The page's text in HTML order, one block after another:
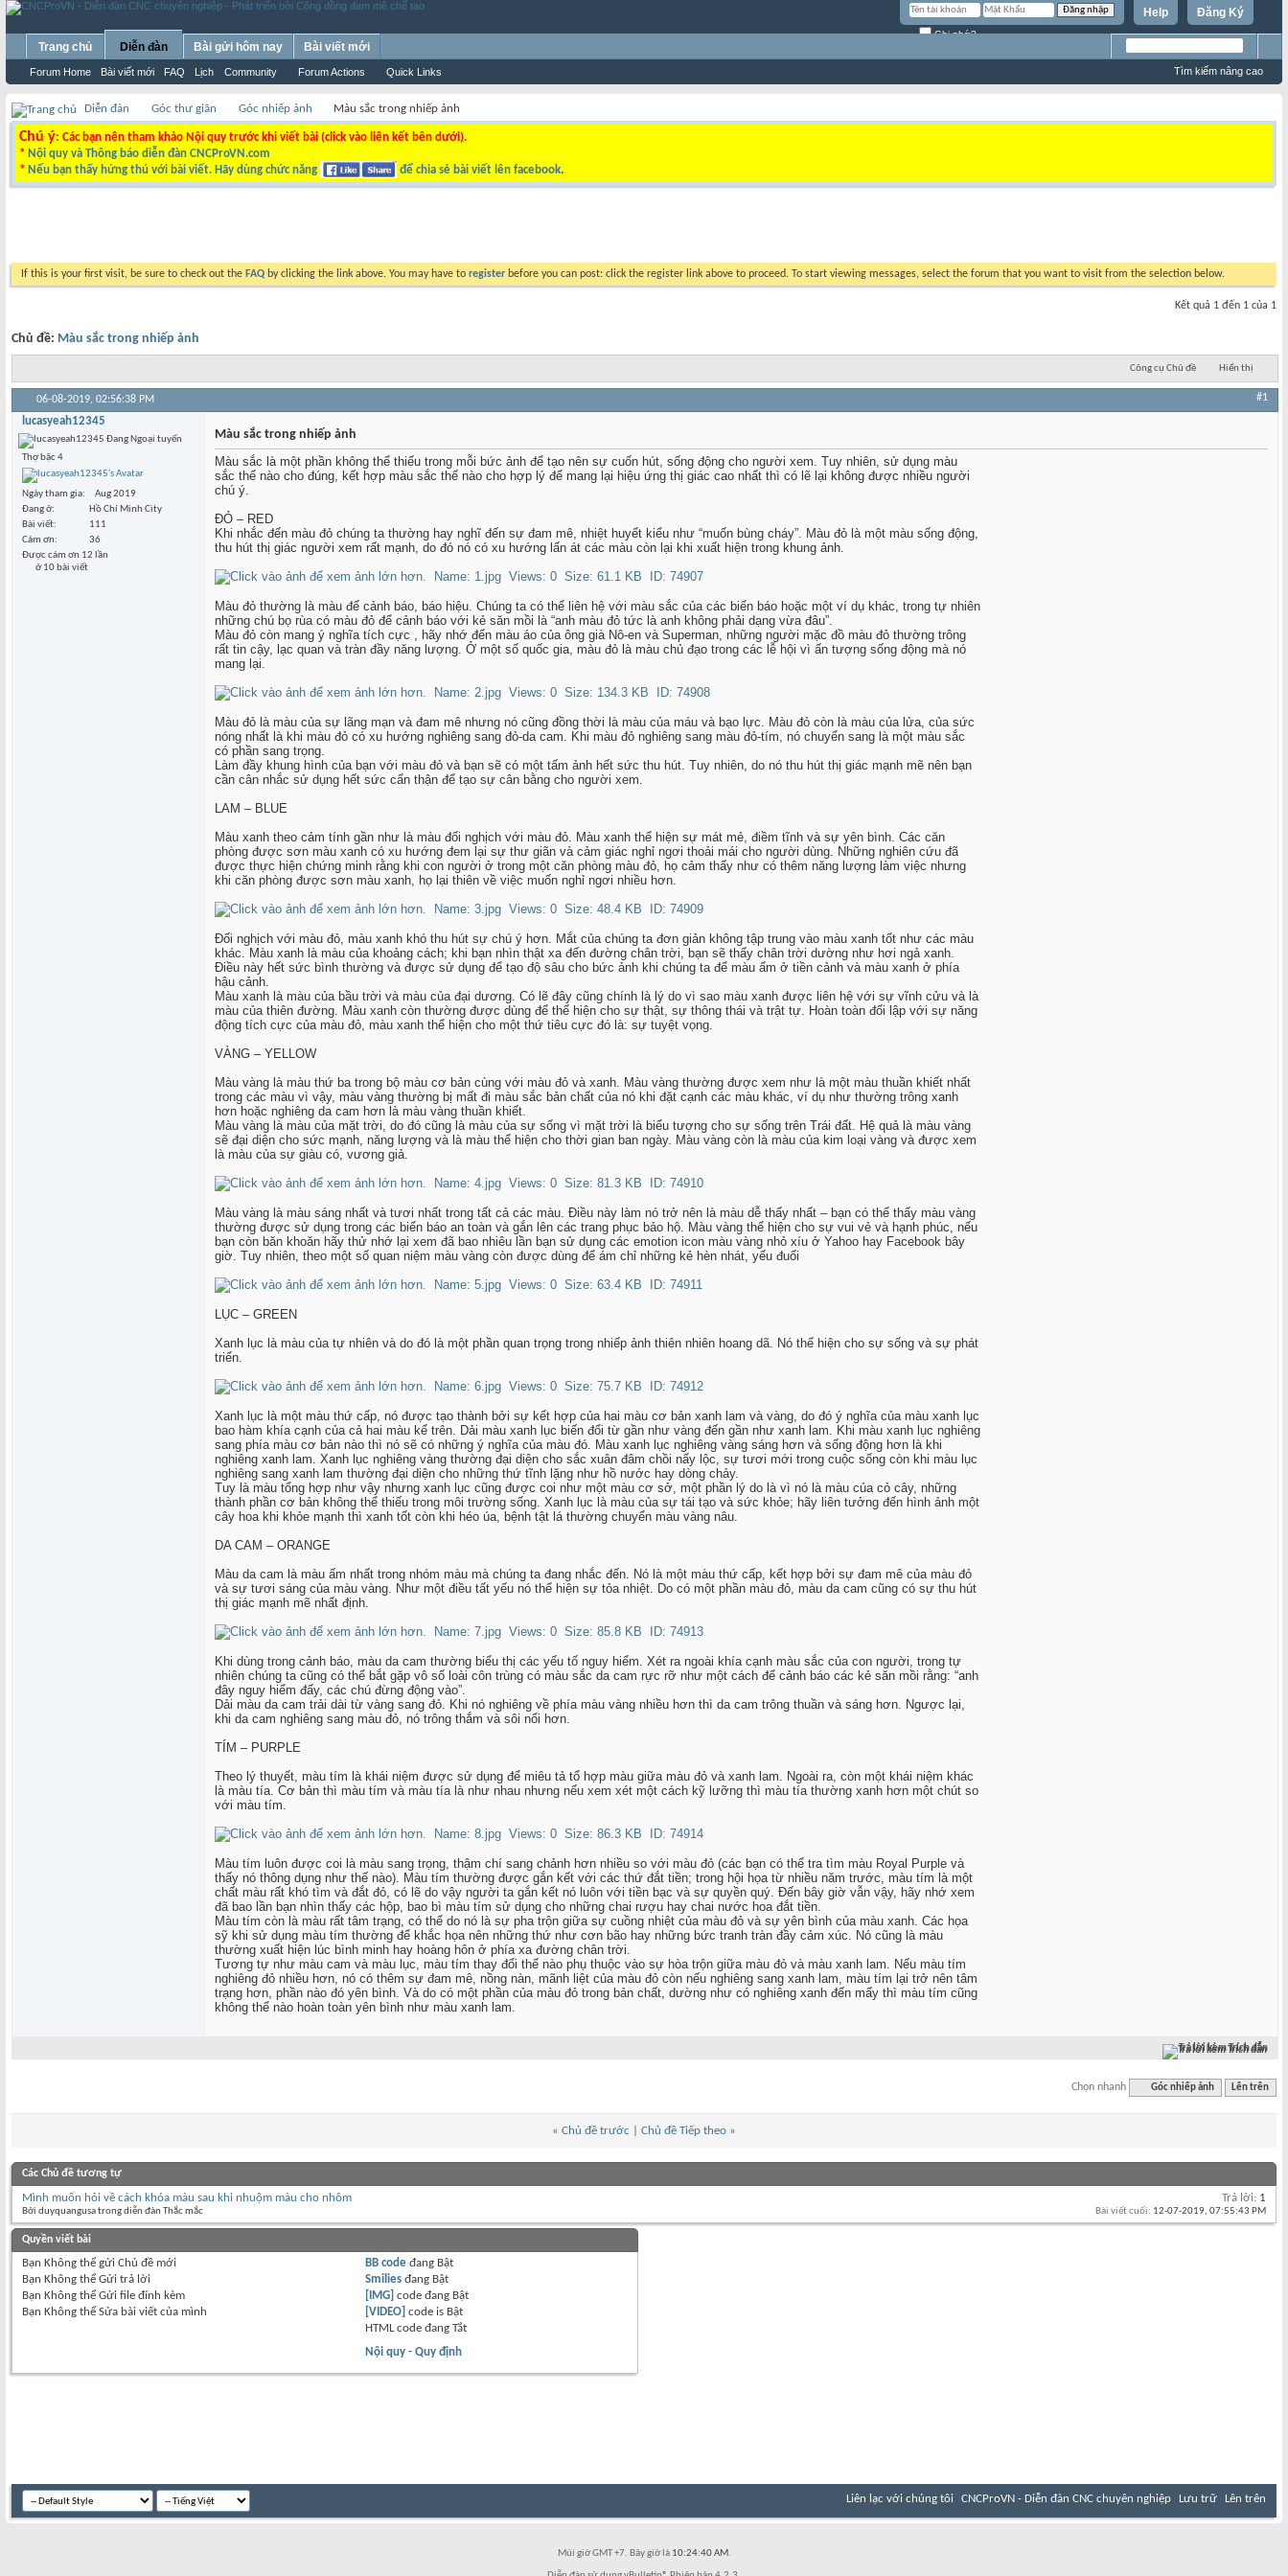
Đăng Ký
Help
Ghi nhớ?
Trang chủ Diễn đàn
Forum Home Bài viết mới FAQ Lịch Community Forum Actions Quick Links
Bài gửi hôm nay Bài viết mới
Tìm kiếm nâng cao
Diễn đàn Góc thư giãn Góc nhiếp ảnh Màu sắc trong nhiếp ảnh
Chú ý: Các bạn nên tham khảo Nội quy trước khi viết bài (click vào liên kết bên dưới).
* Nội quy và Thông báo diễn đàn CNCProVN.com
* Nếu bạn thấy hứng thú với bài viết. Hãy dùng chức năng để chia sẻ bài viết lên facebook.
If this is your first visit, be sure to check out the FAQ by clicking the link above. You may have to register before you can post: click the register link above to proceed. To start viewing messages, select the forum that you want to visit from the selection below.
Kết quả 1 đến 1 của 1
Chủ đề: Màu sắc trong nhiếp ảnh
Công cụ Chủ đề Hiển thị
06-08-2019, 02:56:38 PM #1
lucasyeah12345
Thợ bậc 4
Ngày tham gia
Aug 2019
Đang ở
Hồ Chí Minh City
Bài viết
111
Cám ơn
36
Được cám ơn 12 lần
ở 10 bài viết
Màu sắc trong nhiếp ảnh
Màu sắc là một phần không thể thiếu trong mỗi bức ảnh để tạo nên sự cuốn hút, sống động cho người xem. Tuy nhiên, sử dụng màu
sắc thế nào cho đúng, kết hợp màu sắc thế nào cho hợp lý để mang lại hiệu ứng thị giác cao nhất thì có lẽ lại không được nhiều người
chú ý.
ĐỎ – RED
Khi nhắc đến màu đỏ chúng ta thường hay nghĩ đến sự đam mê, nhiệt huyết kiểu như “muốn bùng cháy”. Màu đỏ là một màu sống động,
thu hút thị giác người xem rất mạnh, do đó nó có xu hướng lấn át các màu còn lại khi xuất hiện trong khung ảnh.
Màu đỏ thường là màu để cảnh báo, báo hiệu. Chúng ta có thể liên hệ với màu sắc của các biển báo hoặc một ví dụ khác, trong tự nhiên
những chú bọ rùa có màu đỏ để cảnh báo với kẻ săn mồi là “anh màu đỏ tức là anh không phải dạng vừa đâu”.
Màu đỏ còn mang ý nghĩa tích cực , hãy nhớ đến màu áo của ông già Nô-en và Superman, những người mặc đồ màu đỏ thường trông
rất tin cậy, lạc quan và tràn đầy năng lượng. Ở một số quốc gia, màu đỏ là màu chủ đạo trong các lễ hội vì ấn tượng sống động mà nó
mang lại.
Màu đỏ là màu của sự lãng mạn và đam mê nhưng nó cũng đồng thời là màu của máu và bạo lực. Màu đỏ còn là màu của lửa, của sức
nóng nhất là khi màu đỏ có xu hướng nghiêng sang đỏ-da cam. Khi màu đỏ nghiêng sang màu đỏ-tím, nó chuyển sang là một màu sắc
có phần sang trọng.
Làm đầy khung hình của bạn với màu đỏ và bạn sẽ có một tấm ảnh hết sức thu hút. Tuy nhiên, do nó thu hút thị giác mạnh mẽ nên bạn
cần cân nhắc sử dụng hết sức cẩn thận để tạo sự cân bằng cho người xem.
LAM – BLUE
Màu xanh theo cảm tính gần như là màu đối nghịch với màu đỏ. Màu xanh thể hiện sự mát mẻ, điềm tĩnh và sự yên bình. Các căn
phòng được sơn màu xanh có xu hướng đem lại sự thư giãn và cảm giác nghỉ ngơi thoải mái cho người dùng. Những nghiên cứu đã
được thực hiện chứng minh rằng khi con người ở trong một căn phòng màu đỏ, họ cảm thấy như có thêm năng lượng làm việc nhưng
khi căn phòng được sơn màu xanh, họ lại thiên về việc muốn nghỉ ngơi nhiều hơn.
Đối nghịch với màu đỏ, màu xanh khó thu hút sự chú ý hơn. Mắt của chúng ta đơn giản không tập trung vào màu xanh tốt như các màu
khác. Màu xanh là màu của khoảng cách; khi bạn nhìn thật xa đến đường chân trời, bạn sẽ thấy chân trời dường như hơi ngả xanh.
Điều này hết sức bình thường và được sử dụng để tạo độ sâu cho bức ảnh khi chúng ta để màu ấm ở tiền cảnh và màu xanh ở phía
hậu cảnh.
Màu xanh là màu của bầu trời và màu của đại dương. Có lẽ đây cũng chính là lý do vì sao màu xanh được liên hệ với sự vĩnh cửu và là
màu của thiên đường. Màu xanh còn thường được dùng để thể hiện cho sự thật, sự thông thái và trật tự. Hoàn toàn đối lập với sự năng
động tích cực của màu đỏ, màu xanh thể hiện cho một thứ tiêu cực đó là: sự tuyệt vọng.
VÀNG – YELLOW
Màu vàng là màu thứ ba trong bộ màu cơ bản cùng với màu đỏ và xanh. Màu vàng thường được xem như là một màu thuần khiết nhất
trong các màu vì vậy, màu vàng thường bị mất đi màu sắc bản chất của nó khi đặt cạnh các màu khác, ví dụ như thường trông xanh
hơn hoặc nghiêng da cam hơn là màu vàng thuần khiết.
Màu vàng là màu của mặt trời, do đó cũng là màu của sự sống vì mặt trời là biểu tượng cho sự sống trên Trái đất. Hệ quả là màu vàng
sẽ đại diện cho sức mạnh, năng lượng và là màu thể hiện cho thời gian ban ngày. Màu vàng còn là màu của kim loại vàng và được xem
là màu của sự giàu có, vương giả.
Màu vàng là màu sáng nhất và tươi nhất trong tất cả các màu. Điều này làm nó trở nên là màu dễ thấy nhất – bạn có thể thấy màu vàng
thường được sử dụng trong các biển báo an toàn và gắn lên các trang phục bảo hộ. Màu vàng thể hiện cho sự vui vẻ và hạnh phúc, nếu
bạn còn băn khoăn hãy thử nhớ lại xem đã bao nhiêu lần bạn sử dụng các emotion icon màu vàng nhỏ xíu ở Yahoo hay Facebook bây
giờ. Tuy nhiên, theo một số quan niệm màu vàng còn được dùng để ám chỉ những kẻ hèn nhát, yếu đuối
LỤC – GREEN
Xanh lục là màu của tự nhiên và do đó là một phần quan trọng trong nhiếp ảnh thiên nhiên hoang dã. Nó thể hiện cho sự sống và sự phát
triển.
Xanh lục là một màu thứ cấp, nó được tạo thành bởi sự kết hợp của hai màu cơ bản xanh lam và vàng, do đó ý nghĩa của màu xanh lục
bao hàm khía cạnh của cả hai màu kể trên. Dải màu xanh lục biến đổi từ gần như vàng đến gần như xanh lam. Khi màu xanh lục nghiêng
sang phía màu cơ bản nào thì nó sẽ có những ý nghĩa của màu đó. Màu xanh lục nghiêng vàng sáng hơn và sống động hơn là khi
nghiêng xanh lam. Xanh lục nghiêng vàng thường đại diện cho sắc xuân đâm chồi nẩy lộc, sự tươi mới trong cuộc sống còn khi màu lục
nghiêng sang xanh lam thường đại diện cho những thứ tĩnh lặng như hồ nước hay dòng chảy.
Tuy là màu tổng hợp như vậy nhưng xanh lục cũng được coi như một màu cơ sở, một phần lý do là vì nó là màu của cỏ cây, những
thành phần cơ bản không thể thiếu trong môi trường sống. Xanh lục là màu của sự tái tạo và sức khỏe; hãy liên tưởng đến hình ảnh một
cây hoa khi khỏe mạnh thì xanh tốt còn khi héo úa, bệnh tật lá thường chuyển màu vàng nâu.
DA CAM – ORANGE
Màu da cam là màu ấm nhất trong nhóm màu mà chúng ta đang nhắc đến. Nó là một màu thứ cấp, kết hợp bởi sự đam mê của màu đỏ
và sự tươi sáng của màu vàng. Như một điều tất yếu nó thể hiện sự tỏa nhiệt. Do có một phần màu đỏ, màu da cam cũng có sự thu hút
thị giác mạnh mẽ nhất định.
Khi dùng trong cảnh báo, màu da cam thường biểu thị các yếu tố nguy hiểm. Xét ra ngoài khía cạnh màu sắc của con người, trong tự
nhiên chúng ta cũng có thể bắt gặp vô số loài côn trùng có màu sắc da cam rực rỡ như một cách để cảnh báo các kẻ săn mồi rằng: “anh
đây nguy hiểm đấy, các chú đừng động vào”.
Dải màu da cam trải dài từ vàng sang đỏ. Khi nó nghiêng về phía màu vàng nhiều hơn thì da cam trông thuần và sáng hơn. Ngược lại,
khi da cam nghiêng sang màu đỏ, nó trông thắm và sôi nổi hơn.
TÍM – PURPLE
Theo lý thuyết, màu tím là khái niệm được sử dụng để miêu tả tổ hợp màu giữa màu đỏ và xanh lam. Ngoài ra, còn một khái niệm khác
là màu tía. Cơ bản thì màu tím và màu tía là như nhau nhưng nếu xem xét một cách kỹ lưỡng thì màu tía thường xanh hơn một chút so
với màu tím.
Màu tím luôn được coi là màu sang trọng, thậm chí sang chảnh hơn nhiều so với màu đỏ (các bạn có thể tra tìm màu Royal Purple và
thấy nó thông dụng như thế nào). Màu tím thường được gắn kết với các thứ đắt tiền; trong hội họa từ nhiều năm trước, màu tím là một
chất màu rất khó tìm và đắt đỏ, có lẽ do vậy người ta gắn kết nó luôn với tiền bạc và sự quyền quý. Đến bây giờ vẫn vậy, hãy nhớ xem
đã bao lần bạn nhìn thấy các hộp, bao bì màu tím sử dụng cho những chai rượu hay chai nước hoa đắt tiền.
Màu tím còn là màu rất tâm trạng, có thể do nó là sự pha trộn giữa sự cuồng nhiệt của màu đỏ và sự yên bình của màu xanh. Các họa
sỹ khi sử dụng màu tím thường để khắc họa nên những thứ như cơn bão hay những bức tranh tràn đầy cảm xúc. Nó cũng là màu
thường xuất hiện lúc bình minh hay hoàng hôn ở phía xa đường chân trời.
Tương tự như màu cam và màu lục, màu tím thay đổi thế nào phụ thuộc vào sự hòa trộn giữa màu đỏ và màu xanh lam. Nếu màu tím
nghiêng đỏ nhiều hơn, nó có thêm sự đam mê, nồng nàn, mãnh liệt của màu đỏ còn nếu nghiêng sang xanh lam, màu tím lại trở nên tâm
trạng hơn, phần nào đó yên bình. Và do có một phần của màu đỏ trong bản chất, dường như có nghiêng xanh đến mấy thì màu tím cũng
không thể nào hoàn toàn yên bình như màu xanh lam.
Trả lời kèm Trích dẫn
Chọn nhanh Góc nhiếp ảnh Lên trên
« Chủ đề trước Chủ đề Tiếp theo »
Các Chủ đề tương tự
Mình muốn hỏi về cách khóa màu sau khi nhuộm màu cho nhôm
Bởi duyquangusa trong diễn đàn Thắc mắc
Trả lời: 1
Bài viết cuối: 12-07-2019, 07:55:43 PM
Quyền viết bài
Bạn Không thể gửi Chủ đề mới
Bạn Không thể Gửi trả lời
Bạn Không thể Gửi file đính kèm
Bạn Không thể Sửa bài viết của mình
BB codeđang Bật
Smiliesđang Bật
[IMG] code đang Bật
[VIDEO] code is Bật
HTML code đang Tắt
Nội quy - Quy định
Liên lạc với chúng tôi CNCProVN - Diễn đàn CNC chuyên nghiệp Lưu trữ Lên trên
Múi giờ GMT +7. Bây giờ là 10:24:40 AM.